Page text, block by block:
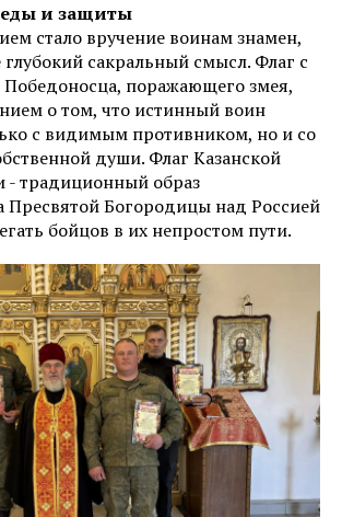
и защиты
стало вручение воинам знамен,
глубокий сакральный смысл. Флаг с
поражающего змея,
о том, что истинный воин
с видимым противником, но и со
души. Флаг Казанской
- традиционный образ
Пресвятой Богородицы над Россией
бойцов в их непростом пути.